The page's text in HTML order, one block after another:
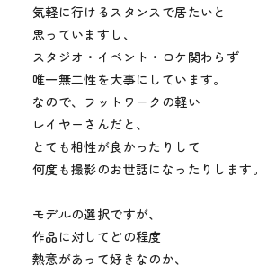
気軽に行けるスタンスで居たいと
思っていますし、
スタジオ・イベント・ロケ関わらず
唯一無二性を大事にしています。
なので、フットワークの軽い
レイヤーさんだと、
とても相性が良かったりして
何度も撮影のお世話になったりします。
モデルの選択ですが、
作品に対してどの程度
熱意があって好きなのか、